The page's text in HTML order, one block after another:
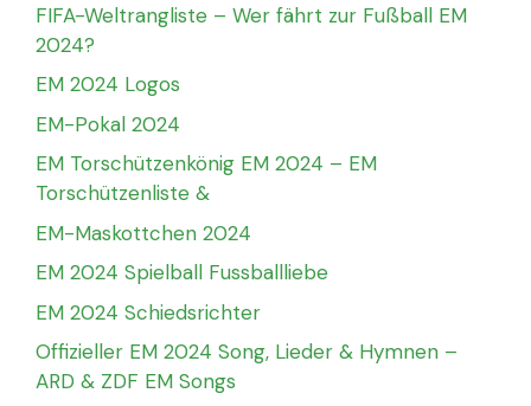
FIFA-Weltrangliste – Wer fährt zur Fußball EM
2024?
EM 2024 Logos
EM-Pokal 2024
EM Torschützenkönig EM 2024 – EM
Torschützenliste &
EM-Maskottchen 2024
EM 2024 Spielball Fussballliebe
EM 2024 Schiedsrichter
Offizieller EM 2024 Song, Lieder & Hymnen –
ARD & ZDF EM Songs